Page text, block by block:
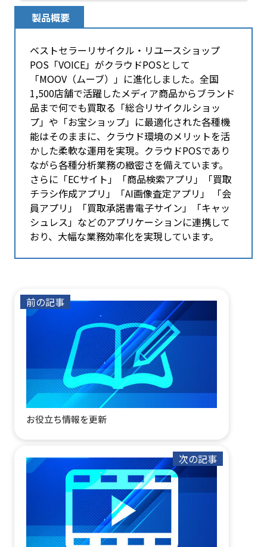
製品概要
ベストセラーリサイクル・リユースショップ
POS「VOICE」がクラウドPOSとして
「MOOV（ムーブ）」に進化しました。全国
1,500店舗で活躍した​メディア商品からブランド
品まで何でも買取る「総合リサイクルショッ
プ」や「お宝ショップ」に最適化された各種機
能はそのままに、クラウド環境のメリットを活
かした柔軟な運用を実現。クラウドPOSであり
ながら各種分析業務の緻密さを備えています。
さらに​「ECサイト」「商品検索アプリ」「買取
チラシ作成アプリ」「AI画像査定アプリ」 「会
員アプリ」「買取承諾書電子サイン」「キャッ
シュレス」などのアプリケーションに連携して
おり、大幅な業務効率化を実現しています。
お役立ち情報を更新
前の記事
次の記事